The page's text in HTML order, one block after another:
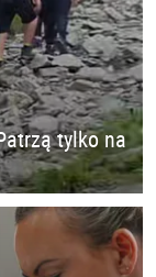
tylko na